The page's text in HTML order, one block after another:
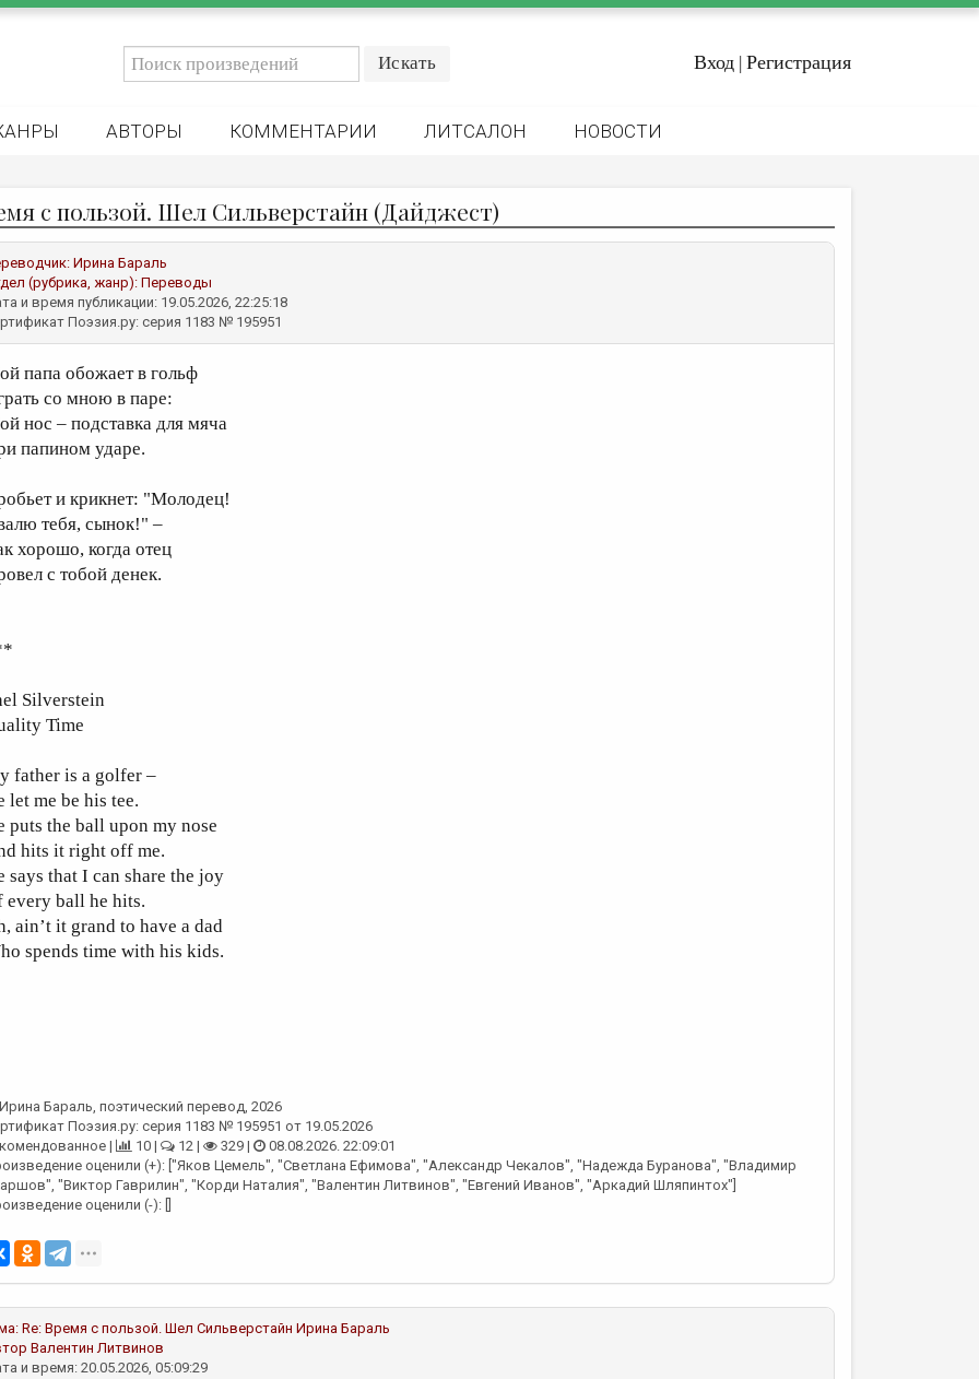
Вход | Регистрация
АВТОРЫ КОММЕНТАРИИ ЛИТСАЛОН НОВОСТИ
с пользой. Шел Сильверстайн (Дайджест)
Ирина Бараль
(рубрика, жанр):Переводы
и время публикации: 19.05.2026, 22:25:18
Поэзия.ру: серия 1183 № 195951
папа обожает в гольф
со мною в паре:
нос – подставка для мяча
папином ударе.
и крикнет: "Молодец!
тебя, сынок!" –
хорошо, когда отец
с тобой денек.
Silverstein
Time
father is a golfer –
let me be his tee.
puts the ball upon my nose
hits it right off me.
says that I can share the joy
every ball he hits.
ain’t it grand to have a dad
spends time with his kids.
Ирина Бараль, поэтический перевод, 2026
Поэзия.ру: серия 1183 № 195951 от 19.05.2026
|
10 | 12 | 329 |
08.08.2026. 22:09:01
оценили (+): ["Яков Цемель", "Светлана Ефимова", "Александр Чекалов", "Надежда Буранова", "Владимир
"Виктор Гаврилин", "Корди Наталия", "Валентин Литвинов", "Евгений Иванов", "Аркадий Шляпинтох"]
оценили (-): []
Re: Время с пользой. Шел Сильверстайн Ирина Бараль
Валентин Литвинов
и время: 20.05.2026, 05:09:29